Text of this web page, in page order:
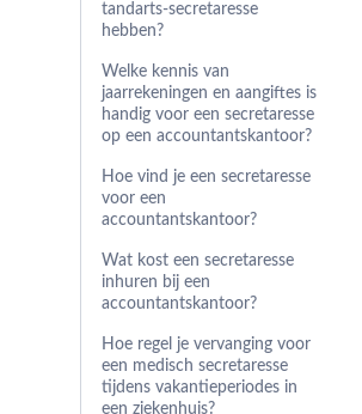
tandarts-secretaresse
hebben?
Welke kennis van
jaarrekeningen en aangiftes is
handig voor een secretaresse
op een accountantskantoor?
Hoe vind je een secretaresse
voor een
accountantskantoor?
Wat kost een secretaresse
inhuren bij een
accountantskantoor?
Hoe regel je vervanging voor
een medisch secretaresse
tijdens vakantieperiodes in
een ziekenhuis?